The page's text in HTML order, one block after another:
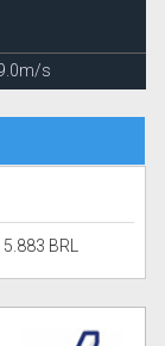
s
5.883 BRL